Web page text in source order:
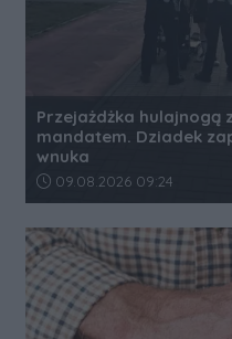
Przejażdżka hulajnogą
mandatem. Dziadek
wnuka
Data dodania artykułu:
09.08.2026 09:24